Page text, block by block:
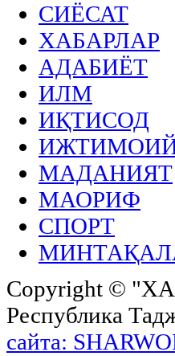
СИЁСАТ
ХАБАРЛАР
АДАБИЁТ
ИЛМ
ИҚТИСОД
МАДАНИЯТ
МАОРИФ
СПОРТ
Copyright ©
Республика
сайта: